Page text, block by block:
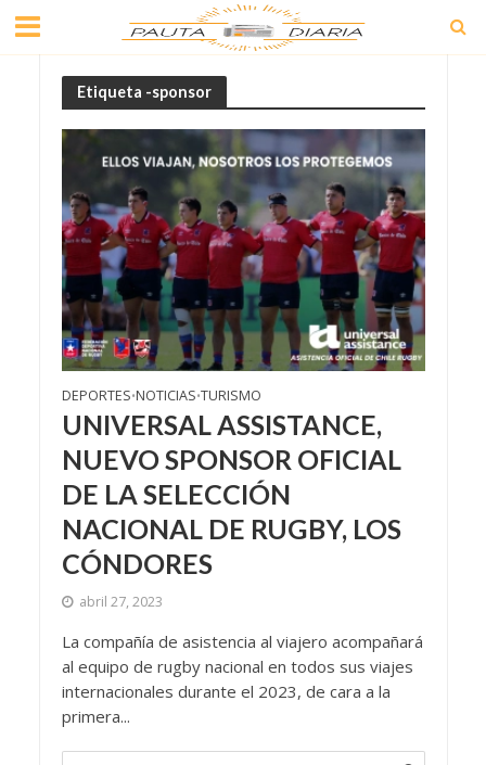
Etiqueta -sponsor
DEPORTES•NOTICIAS•TURISMO
UNIVERSAL ASSISTANCE,
NUEVO SPONSOR OFICIAL
DE LA SELECCIÓN
NACIONAL DE RUGBY, LOS
CÓNDORES
abril 27, 2023
La compañía de asistencia al viajero acompañará
al equipo de rugby nacional en todos sus viajes
internacionales durante el 2023, de cara a la
primera...